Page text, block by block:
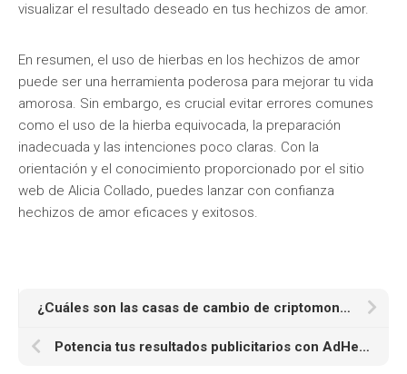
visualizar el resultado deseado en tus hechizos de amor.
En resumen, el uso de hierbas en los hechizos de amor
puede ser una herramienta poderosa para mejorar tu vida
amorosa. Sin embargo, es crucial evitar errores comunes
como el uso de la hierba equivocada, la preparación
inadecuada y las intenciones poco claras. Con la
orientación y el conocimiento proporcionado por el sitio
web de Alicia Collado, puedes lanzar con confianza
hechizos de amor eficaces y exitosos.
¿Cuáles son las casas de cambio de criptomonedas más confiables y seguras?
Potencia tus resultados publicitarios con AdHeart.me